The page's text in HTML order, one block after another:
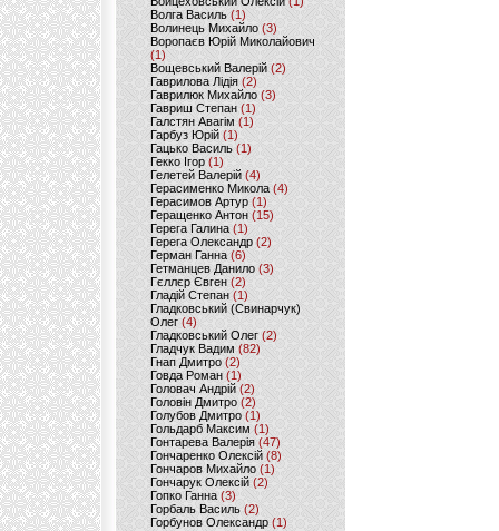
Волга Василь (1)
Волинець Михайло (3)
Воропаєв Юрій Миколайович
(1)
Вощевський Валерій(2)
Гаврилова Лідія (2)
Гаврилюк Михайло (3)
Гавриш Степан (1)
Галстян Авагім (1)
Гарбуз Юрій (1)
Гацько Василь (1)
Гекко Ігор(1)
Гелетей Валерій (4)
Герасименко Микола (4)
Герасимов Артур (1)
Геращенко Антон(15)
Герега Галина (1)
Герега Олександр (2)
Герман Ганна (6)
Гетманцев Данило (3)
Гєллєр Євген (2)
Гладій Степан(1)
Гладковський (Свинарчук)
Олег (4)
Гладковський Олег (2)
Гладчук Вадим (82)
Гнап Дмитро (2)
Говда Роман(1)
Головач Андрій (2)
Головін Дмитро (2)
Голубов Дмитро (1)
Гольдарб Максим(1)
Гонтарева Валерія (47)
Гончаренко Олексій(8)
Гончаров Михайло (1)
Гончарук Олексій (2)
Гопко Ганна (3)
Горбаль Василь (2)
Горбунов Олександр (1)